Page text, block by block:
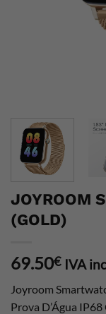
JOYROOM
(GOLD)
69.50€ IVA
Joyroom
Prova D’Água